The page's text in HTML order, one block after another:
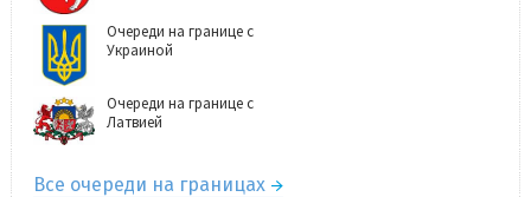
Очереди на границе с
Украиной
Очереди на границе с
Латвией
Все очереди на границах